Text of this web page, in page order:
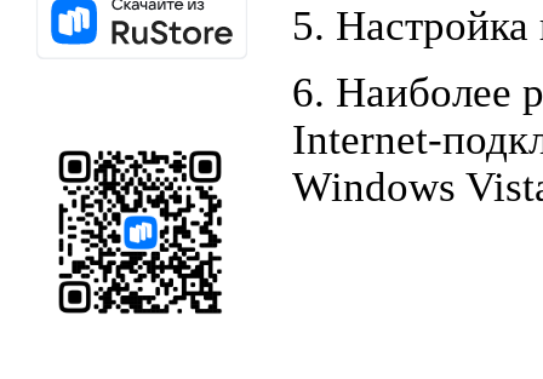
5. Настройка
6. Наиболее
Internet-
Windows